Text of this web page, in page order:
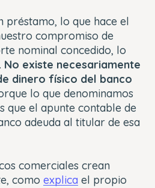
préstamo, lo que hace el
compromiso de
nominal concedido, lo
No existe necesariamente
dinero físico del banco
lo que denominamos
que el apunte contable de
adeuda al titular de esa
comerciales crean
como explica el propio